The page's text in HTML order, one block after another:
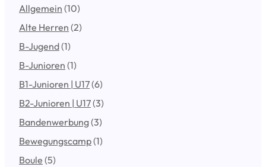
Allgemein (10)
Alte Herren (2)
B-Jugend(1)
B-Junioren (1)
B1-Junioren | U17(6)
B2-Junioren | U17(3)
Bandenwerbung(3)
Bewegungscamp(1)
Boule (5)